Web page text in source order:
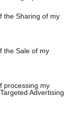
the Sharing of my
the Sale of my
processing my
Advertising.